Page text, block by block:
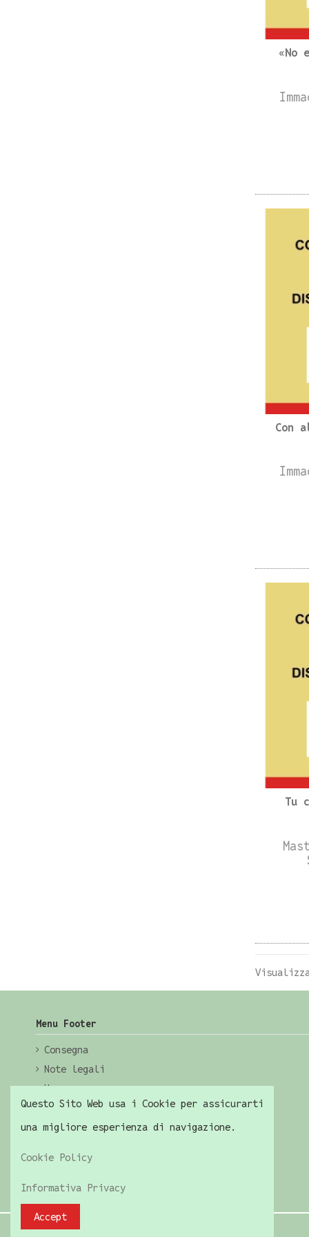
«No
Con
Tu
Menu Footer
Consegna
Note legali
Home
Questo Sito Web usa i Cookie per assicurarti
una migliore esperienza di navigazione.
Cookie Policy
Informativa Privacy
Accept